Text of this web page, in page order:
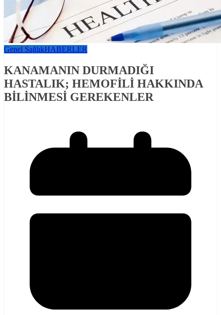
Genel SağlıkHABERLER
KANAMANIN DURMADIĞI
HASTALIK; HEMOFİLİ HAKKINDA
BİLİNMESİ GEREKENLER